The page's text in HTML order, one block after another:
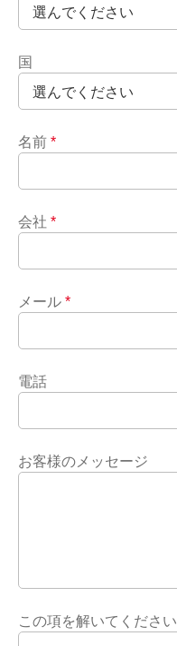
国
名前 *
会社 *
メール *
電話
お客様のメッセージ
この項を解いてください